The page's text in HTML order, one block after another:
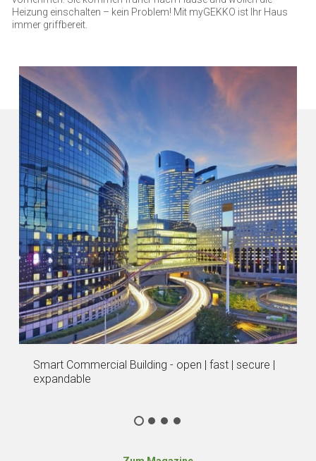
Heizung einschalten – kein Problem! Mit myGEKKO ist Ihr Haus
immer griffbereit.
Smart Commercial Building - open | fast | secure |
expandable